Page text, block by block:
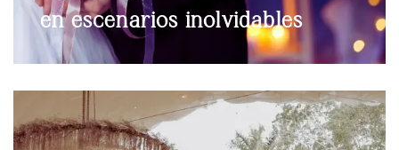
en escenarios inolvidables